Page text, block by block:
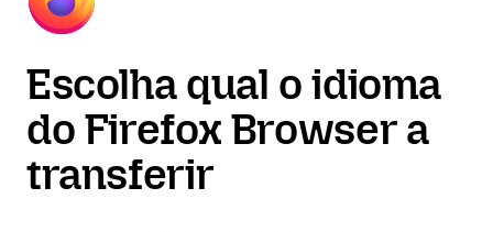
Escolha qual o idioma
do Firefox Browser a
transferir